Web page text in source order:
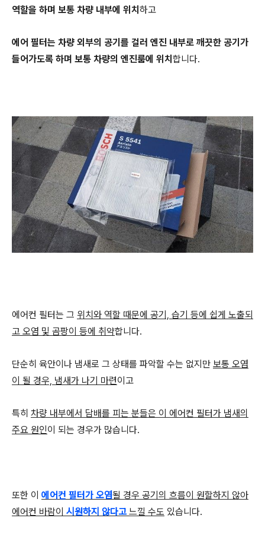
역할을 하며 보통 차량 내부에 위치 하고
에어 필터는 차량 외부의 공기를 걸러 엔진 내부로 깨끗한 공기가
들어가도록 하며 보통 차량의 엔진룸에 위치 합니다.
에어컨 필터는 그 위치와 역할 때문에 공기, 습기 등에 쉽게 노출되
고 오염 및 곰팡이 등에 취약합니다.
단순히 육안이나 냄새로 그 상태를 파악할 수는 없지만 보통 오염
이 될 경우, 냄새가 나기 마련이고
특히 차량 내부에서 담배를 피는 분들은 이 에어컨 필터가 냄새의
주요 원인이 되는 경우가 많습니다.
또한 이 에어컨 필터가 오염될 경우 공기의 흐름이 원할하지 않아
에어컨 바람이 시원하지 않다고느낄 수도 있습니다.